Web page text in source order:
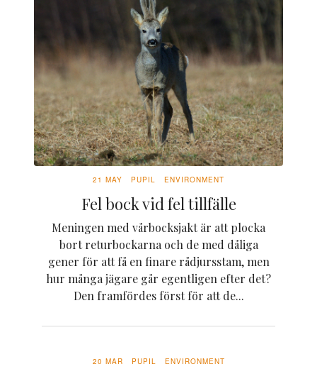
21 MAY PUPIL ENVIRONMENT
Fel bock vid fel tillfälle
Meningen med vårbocksjakt är att plocka
bort returbockarna och de med dåliga
gener för att få en finare rådjursstam, men
hur många jägare går egentligen efter det?
Den framfördes först för att de...
20 MAR PUPIL ENVIRONMENT